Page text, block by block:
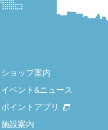
ショップ案内
イベント&ニュース
ポイントアプリ
施設案内